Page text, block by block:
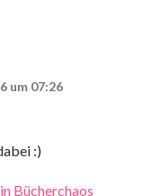
um 07:26
:)
Bücherchaos